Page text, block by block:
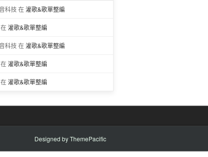
科技 在灌歌&歌單整編
灌歌&歌單整編
科技 在灌歌&歌單整編
灌歌&歌單整編
灌歌&歌單整編
Designed byThemePacific